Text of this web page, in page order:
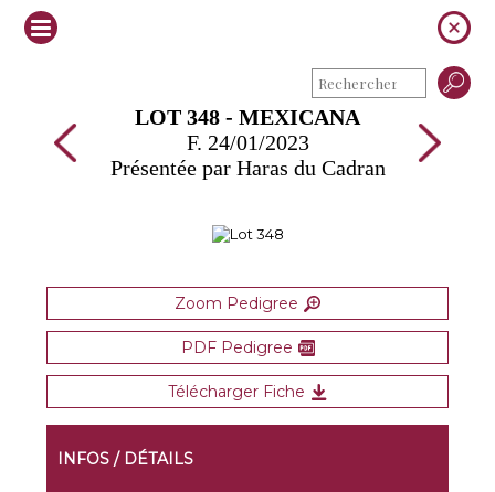
LOT 348 - MEXICANA
F. 24/01/2023
Présentée par Haras du Cadran
Zoom Pedigree
PDF Pedigree
Télécharger Fiche
INFOS / DÉTAILS